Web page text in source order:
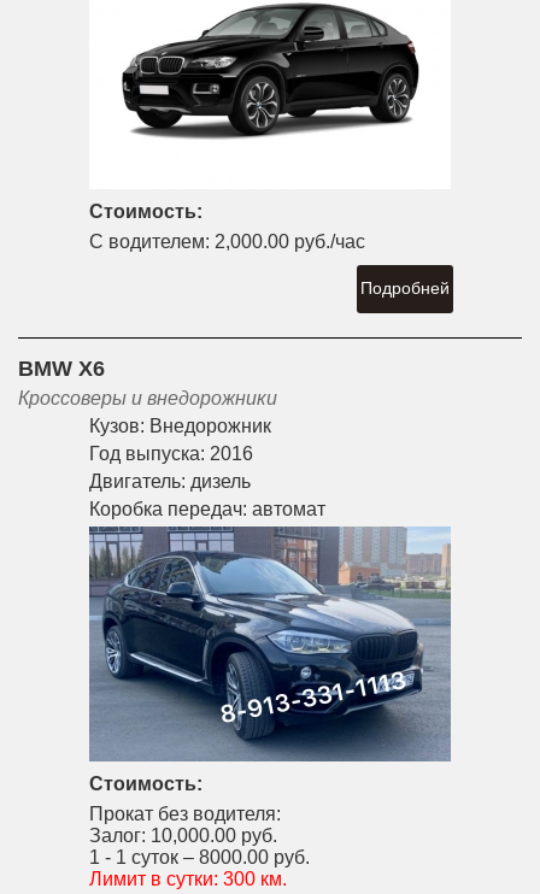
Стоимость:
С водителем: 2,000.00 руб./час
Подробней
BMW X6
Кроссоверы и внедорожники
Кузов: Внедорожник
Год выпуска: 2016
Двигатель: дизель
Коробка передач: автомат
Стоимость:
Прокат без водителя:
Залог: 10,000.00 руб.
1 - 1 суток – 8000.00 руб.
Лимит в сутки: 300 км.